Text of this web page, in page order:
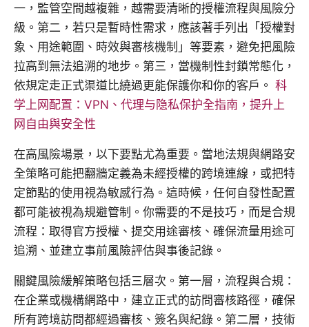
一，監管空間越複雜，越需要清晰的授權流程與風險分
級。第二，若只是暫時性需求，應該著手列出「授權對
象、用途範圍、時效與審核機制」等要素，避免把風險
拉高到無法追溯的地步。第三，當機制性封鎖常態化，
依規定走正式渠道比繞過更能保護你和你的客戶。 科
学上网配置：VPN、代理与隐私保护全指南，提升上
网自由與安全性
在高風險場景，以下要點尤為重要。當地法規與網路安
全策略可能把翻牆定義為未經授權的跨境連線，或把特
定節點的使用視為敏感行為。這時候，任何自發性配置
都可能被視為規避管制。你需要的不是技巧，而是合規
流程：取得官方授權、提交用途審核、確保流量用途可
追溯、並建立事前風險評估與事後記錄。
關鍵風險緩解策略包括三層次。第一層，流程與合規：
在企業或機構網路中，建立正式的訪問審核路徑，確保
所有跨境訪問都經過審核、簽名與紀錄。第二層，技術